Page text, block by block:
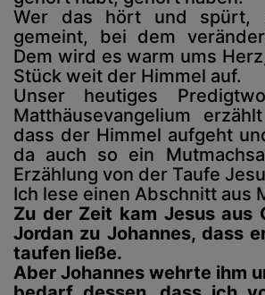
Wer das hört und spürt,
gemeint, bei dem
Dem wird es warm ums
Stück weit der Himmel auf.
Unser heutiges
Matthäusevangelium
dass der Himmel aufgeht
da auch so ein
Erzählung von der Taufe
Ich lese einen Abschnitt aus
Zu der Zeit kam Jesus aus
Jordan zu Johannes, dass
taufen ließe.
Aber Johannes wehrte ihm